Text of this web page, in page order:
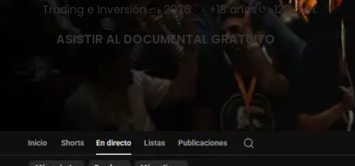
Trading e Inversión 2026 +18 años 120 min.
ASISTIR AL DOCUMENTAL GRATUITO